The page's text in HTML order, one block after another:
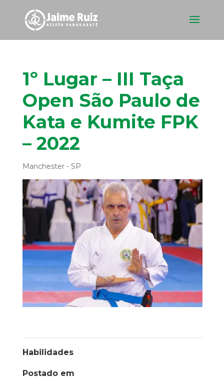
1º Lugar – III Taça
Open São Paulo de
Kata e Kumite FPK
– 2022
Manchester - SP
Habilidades
Postado em